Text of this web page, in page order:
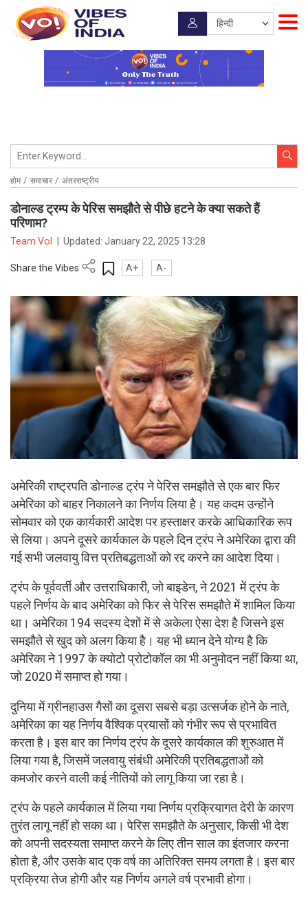
होम समाचार अंतरराष्ट्रीय
डोनाल्ड ट्रम्प के पेरिस समझौते से पीछे हटने के क्या सकते हैं
परिणाम?
Team VoI Updated:January 22, 2025 13:28
Share the Vibes A+ A-
अमेरिकी राष्ट्रपति डोनाल्ड ट्रंप ने पेरिस समझौते से एक बार फिर
अमेरिका को बाहर निकालने का निर्णय लिया है। यह कदम उन्होंने
सोमवार को एक कार्यकारी आदेश पर हस्ताक्षर करके आधिकारिक रूप
से लिया। अपने दूसरे कार्यकाल के पहले दिन ट्रंप ने अमेरिका द्वारा की
गई सभी जलवायु वित्त प्रतिबद्धताओं को रद्द करने का आदेश दिया।
ट्रंप के पूर्ववर्ती और उत्तराधिकारी, जो बाइडेन, ने 2021 में ट्रंप के
पहले निर्णय के बाद अमेरिका को फिर से पेरिस समझौते में शामिल किया
था। अमेरिका 194 सदस्य देशों में से अकेला ऐसा देश है जिसने इस
समझौते से खुद को अलग किया है। यह भी ध्यान देने योग्य है कि
अमेरिका ने 1997 के क्योटो प्रोटोकॉल का भी अनुमोदन नहीं किया था,
जो 2020 में समाप्त हो गया।
दुनिया में ग्रीनहाउस गैसों का दूसरा सबसे बड़ा उत्सर्जक होने के नाते,
अमेरिका का यह निर्णय वैश्विक प्रयासों को गंभीर रूप से प्रभावित
करता है। इस बार का निर्णय ट्रंप के दूसरे कार्यकाल की शुरुआत में
लिया गया है, जिसमें जलवायु संबंधी अमेरिकी प्रतिबद्धताओं को
कमजोर करने वाली कई नीतियों को लागू किया जा रहा है।
ट्रंप के पहले कार्यकाल में लिया गया निर्णय प्रक्रियागत देरी के कारण
तुरंत लागू नहीं हो सका था। पेरिस समझौते के अनुसार, किसी भी देश
को अपनी सदस्यता समाप्त करने के लिए तीन साल का इंतजार करना
होता है, और उसके बाद एक वर्ष का अतिरिक्त समय लगता है। इस बार
प्रक्रिया तेज होगी और यह निर्णय अगले वर्ष प्रभावी होगा।